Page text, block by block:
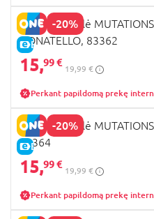
-20%
E-KAINA
TMNT figūrėlė
DONATELLO, 83362
15,99 €
19,99 €
Perkant papildomą prekę
-20%
E-KAINA
TMNT figūrėlė
83364
15,99 €
19,99 €
Perkant papildomą prekę